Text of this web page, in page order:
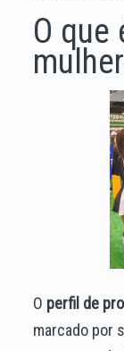
O que
O perfil de
marcado por